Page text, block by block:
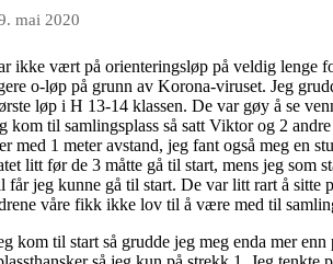
mai 2020
ikke vært på orienteringsløp på veldig lenge
o-løp på grunn av Korona-viruset. Jeg
løp i H 13-14 klassen. De var gøy å se
kom til samlingsplass så satt Viktor og 2
med 1 meter avstand, jeg fant også meg en
litt før de 3 måtte gå til start, mens jeg som
får jeg kunne gå til start. De var litt rart å sitte
våre fikk ikke lov til å være med til
kom til start så grudde jeg meg enda mer